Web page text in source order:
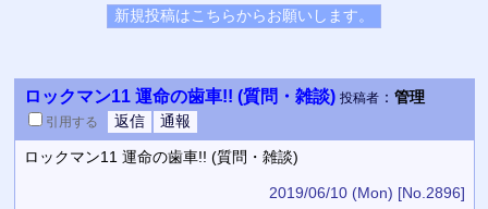
ロックマン11 運命の歯車!! (質問・雑談) 投稿者： 管理
引用する
ロックマン11 運命の歯車!! (質問・雑談)
2019/06/10 (Mon) [No.2896]